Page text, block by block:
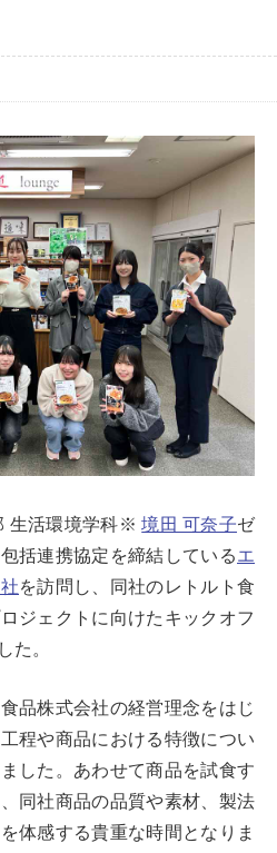
生活環境学科※境田 可奈子ゼ
括連携協定を締結しているエ
を訪問し、同社のレトルト食
ジェクトに向けたキックオフ
た。
品株式会社の経営理念をはじ
程や商品における特徴につい
した。あわせて商品を試食す
同社商品の品質や素材、製法
体感する貴重な時間となりま